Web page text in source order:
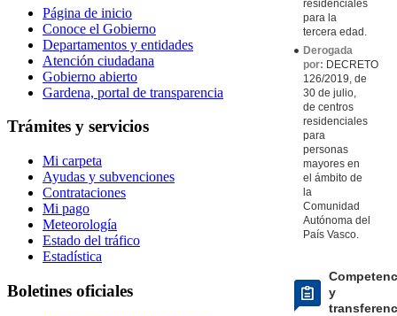
residenciales
para la
tercera edad.
Derogada
por: DECRETO
126/2019, de
30 de julio,
de centros
residenciales
para
personas
mayores en
el ámbito de
la
Comunidad
Autónoma del
País Vasco.
y
Página de inicio
Conoce el Gobierno
Departamentos y entidades
Atención ciudadana
Gobierno abierto
Gardena, portal de transparencia
Trámites y servicios
Mi carpeta
Ayudas y subvenciones
Contrataciones
Mi pago
Meteorología
Estado del tráfico
Estadística
Boletines oficiales